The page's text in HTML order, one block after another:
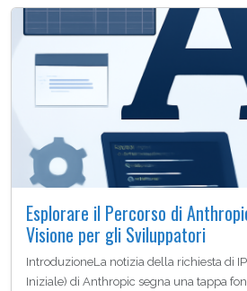
Esplorare il Percorso di
Visione per gli Sviluppatori
IntroduzioneLa notizia della richiesta di
Iniziale) di Anthropic segna una tappa